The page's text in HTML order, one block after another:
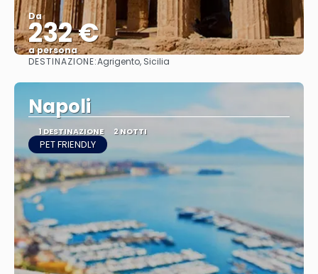
Da
232 €
a persona
Vedere
DESTINAZIONE:Agrigento, Sicilia
Napoli
1 DESTINAZIONE 2 NOTTI
PET FRIENDLY